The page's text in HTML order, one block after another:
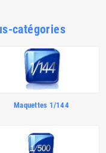
catégories
Maquettes 1/144